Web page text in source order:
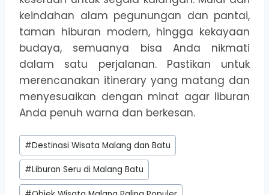
keindahan alam pegunungan dan pantai,
taman hiburan modern, hingga kekayaan
budaya, semuanya bisa Anda nikmati
dalam satu perjalanan. Pastikan untuk
merencanakan itinerary yang matang dan
menyesuaikan dengan minat agar liburan
Anda penuh warna dan berkesan.
Post
Tags:
#Destinasi Wisata Malang dan Batu
#Liburan Seru di Malang Batu